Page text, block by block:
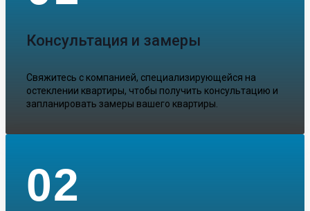
Консультация и замеры
Свяжитесь с компанией, специализирующейся на
остеклении квартиры, чтобы получить консультацию и
запланировать замеры вашего квартиры.
02